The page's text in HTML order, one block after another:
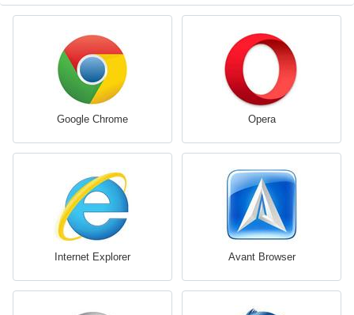
Google Chrome Opera
Internet Explorer Avant Browser